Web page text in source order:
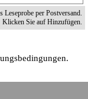
Leseprobe per Postversand.
Klicken Sie auf Hinzufügen.